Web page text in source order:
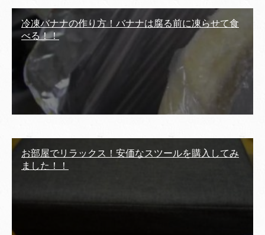
冷凍バナナの作り方！バナナは腐る前に凍らせて食
べる！！
お部屋でリラックス！安価なスツールを購入してみ
ました！！